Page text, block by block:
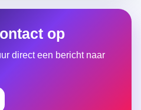
op
direct een bericht naar